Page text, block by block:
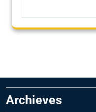
Archieves